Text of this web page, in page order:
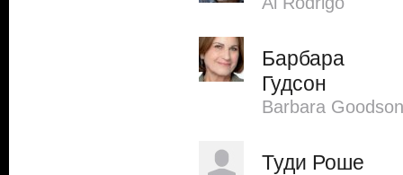
Барбара
Гудсон
Barbara Goodson
Туди Роше